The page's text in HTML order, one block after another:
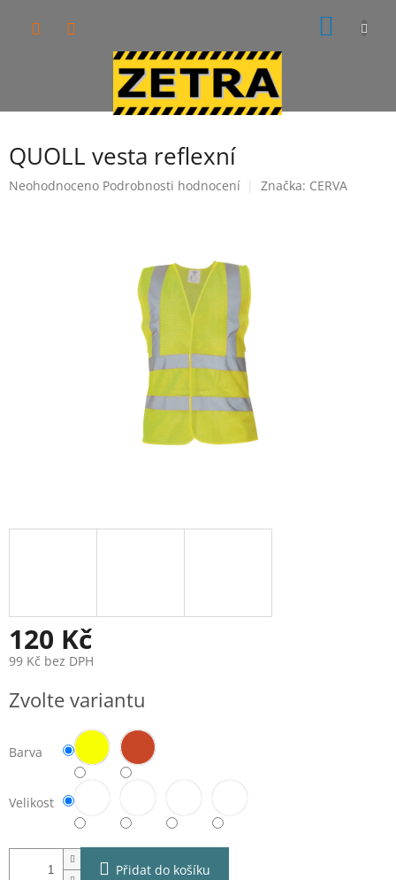
QUOLL vesta reflexní
Průměrné
Neohodnoceno Podrobnosti hodnocení Značka: CERVA
120 Kč
99 Kč bez DPH
cena:
Zvolte variantu
Barva
Velikost
Přidat do košíku